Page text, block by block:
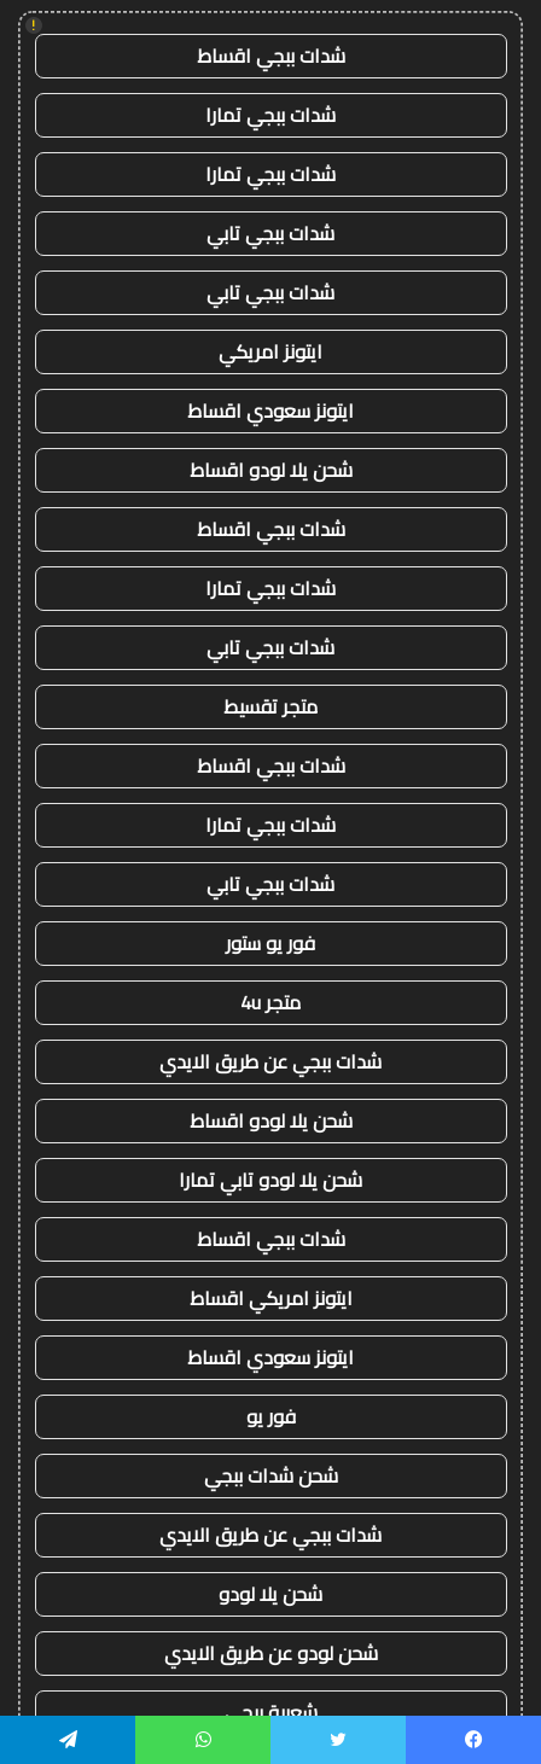
!
شدات ببجي اقساط
شدات ببجي تمارا
شدات ببجي تمارا
شدات ببجي تابي
شدات ببجي تابي
ايتونز امريكي
ايتونز سعودي اقساط
شحن يلا لودو اقساط
شدات ببجي اقساط
شدات ببجي تمارا
شدات ببجي تابي
متجر تقسيط
شدات ببجي اقساط
شدات ببجي تمارا
شدات ببجي تابي
فور يو ستور
متجر 4u
شدات ببجي عن طريق الايدي
شحن يلا لودو اقساط
شحن يلا لودو تابي تمارا
شدات ببجي اقساط
ايتونز امريكي اقساط
ايتونز سعودي اقساط
فور يو
شحن شدات ببجي
شدات ببجي عن طريق الايدي
شحن يلا لودو
شحن لودو عن طريق الايدي
شعبية ببجي